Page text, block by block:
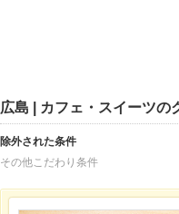
広島 | カフェ・スイーツの
除外された条件
その他こだわり条件